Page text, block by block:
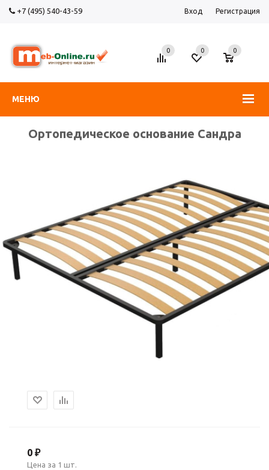
+7 (495) 540-43-59 Вход Регистрация
МЕНЮ
0 0
0
Ортопедическое основание Сандра
0 ₽
Цена за 1 шт.